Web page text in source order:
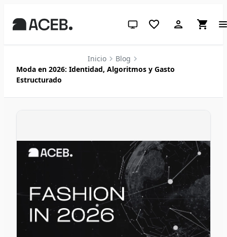
Tema del sistema (haz clic
Inicio
Blog
Moda en 2026: Identidad, Algoritmos y Gasto
Estructurado